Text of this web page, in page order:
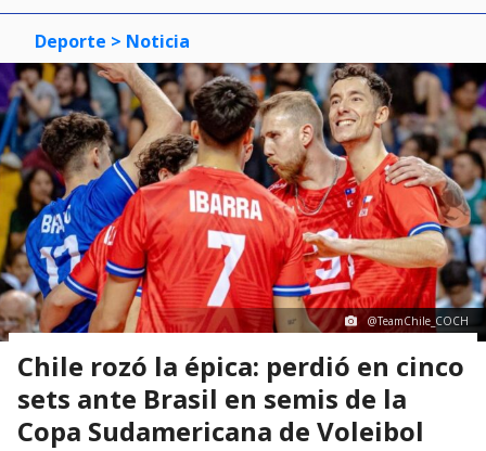
Deporte > Noticia
@TeamChile_COCH
Chile rozó la épica: perdió en cinco
sets ante Brasil en semis de la
Copa Sudamericana de Voleibol